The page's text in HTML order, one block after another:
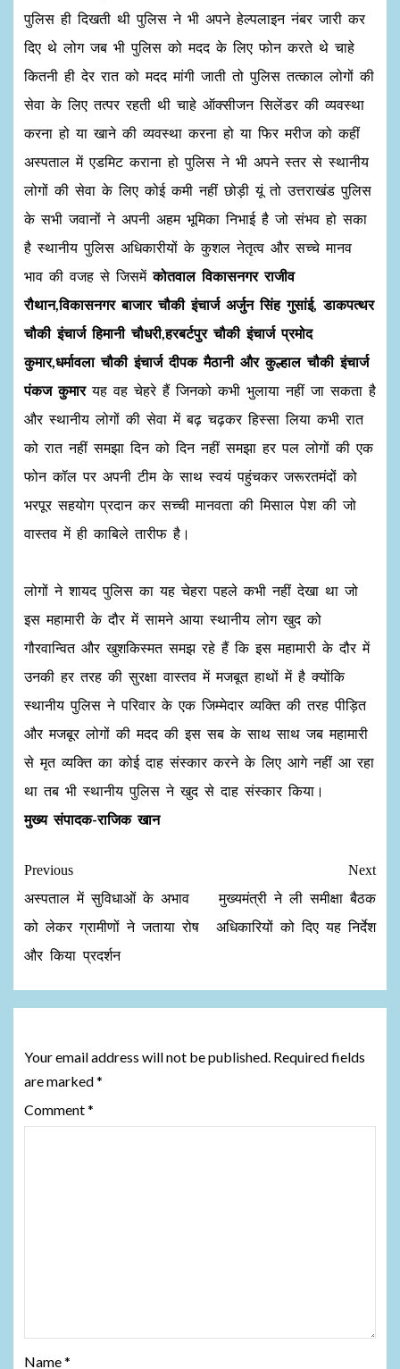
पुलिस ही दिखती थी पुलिस ने भी अपने हेल्पलाइन नंबर जारी कर
दिए थे लोग जब भी पुलिस को मदद के लिए फोन करते थे चाहे
कितनी ही देर रात को मदद मांगी जाती तो पुलिस तत्काल लोगों की
सेवा के लिए तत्पर रहती थी चाहे ऑक्सीजन सिलेंडर की व्यवस्था
करना हो या खाने की व्यवस्था करना हो या फिर मरीज को कहीं
अस्पताल में एडमिट कराना हो पुलिस ने भी अपने स्तर से स्थानीय
लोगों की सेवा के लिए कोई कमी नहीं छोड़ी यूं तो उत्तराखंड पुलिस
के सभी जवानों ने अपनी अहम भूमिका निभाई है जो संभव हो सका
है स्थानीय पुलिस अधिकारीयों के कुशल नेतृत्व और सच्चे मानव
भाव की वजह से जिसमेंकोतवाल विकासनगर राजीव
रौथान,विकासनगर बाजार चौकी इंचार्ज अर्जुन सिंह गुसांई, डाकपत्थर
चौकी इंचार्ज हिमानी चौधरी,हरबर्टपुर चौकी इंचार्ज प्रमोद
कुमार,धर्मावला चौकी इंचार्ज दीपक मैठानी और कुल्हाल चौकी इंचार्ज
पंकज कुमारयह वह चेहरे हैं जिनको कभी भुलाया नहीं जा सकता है
और स्थानीय लोगों की सेवा में बढ़ चढ़कर हिस्सा लिया कभी रात
को रात नहीं समझा दिन को दिन नहीं समझा हर पल लोगों की एक
फोन कॉल पर अपनी टीम के साथ स्वयं पहुंचकर जरूरतमंदों को
भरपूर सहयोग प्रदान कर सच्ची मानवता की मिसाल पेश की जो
वास्तव में ही काबिले तारीफ है।
लोगों ने शायद पुलिस का यह चेहरा पहले कभी नहीं देखा था जो
इस महामारी के दौर में सामने आया स्थानीय लोग खुद को
गौरवान्वित और खुशकिस्मत समझ रहे हैं कि इस महामारी के दौर में
उनकी हर तरह की सुरक्षा वास्तव में मजबूत हाथों में है क्योंकि
स्थानीय पुलिस ने परिवार के एक जिम्मेदार व्यक्ति की तरह पीड़ित
और मजबूर लोगों की मदद की इस सब के साथ साथ जब महामारी
से मृत व्यक्ति का कोई दाह संस्कार करने के लिए आगे नहीं आ रहा
था तब भी स्थानीय पुलिस ने खुद से दाह संस्कार किया।
मुख्य संपादक-राजिक खान
Previous
अस्पताल में सुविधाओं के अभाव
को लेकर ग्रामीणों ने जताया रोष
और किया प्रदर्शन
Next
मुख्यमंत्री ने ली समीक्षा बैठक
अधिकारियों को दिए यह निर्देश
Your email address will not be published. Required fields
are marked*
Comment*
Name*